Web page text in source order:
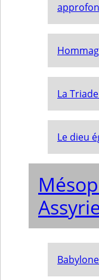
La
Le dieu